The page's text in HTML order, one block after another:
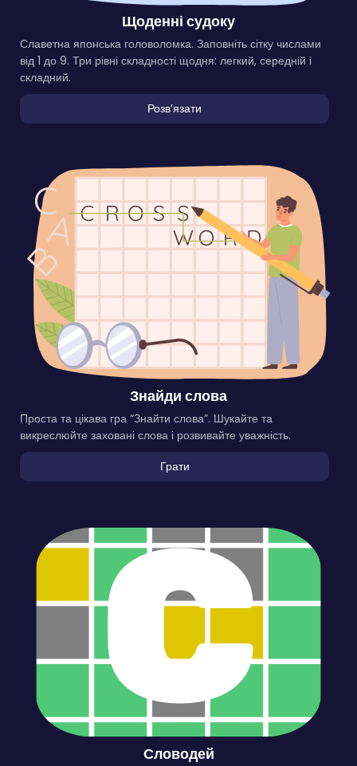
Щоденні судоку
Славетна японська головоломка. Заповніть сітку числами
від 1 до 9. Три рівні складності щодня: легкий, середній і
складний.
Розвʼязати
Знайди слова
Проста та цікава гра “Знайти слова”. Шукайте та
викреслюйте заховані слова і розвивайте уважність.
Грати
Словодей